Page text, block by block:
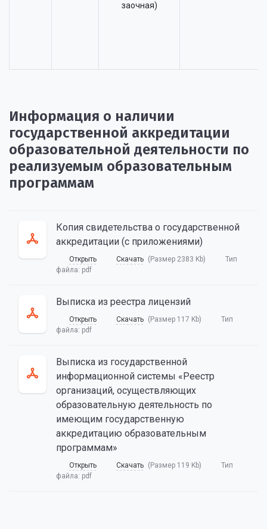
заочная)
Информация о наличии
государственной аккредитации
образовательной деятельности по
реализуемым образовательным
программам
Копия свидетельства о государственной
аккредитации (с приложениями)
Открыть Скачать (Размер 2383 Kb)
Тип
файла: pdf
Выписка из реестра лицензий
Открыть Скачать (Размер 117 Kb)
Тип
файла: pdf
Выписка из государственной
информационной системы «Реестр
организаций, осуществляющих
образовательную деятельность по
имеющим государственную
аккредитацию образовательным
программам»
Открыть Скачать (Размер 119 Kb)
Тип
файла: pdf